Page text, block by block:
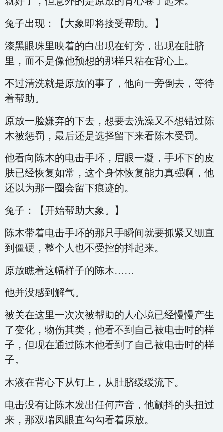
兔子出现：【大象即将接受帮助。】
漆黑眼珠里映着的白出现在钉旁，出现在肚脐
里，而不是像他预想的那样只粘在背心上。
不过清洗就是原放的事了，他向一旁倒去，等待
着帮助。
原放一脸嫌弃的下去，想要去洗澡又不想错过陈
木被惩罚，最后还是选择留下来看陈木受罚。
他看向陈木的电击手环，眉眼一凝，手环下的皮
肤已经恢复如常，这个身体恢复能力真强啊，他
还以为那一圈会留下痕迹的。
兔子：【开始帮助大象。】
陈木带着电击手环的那只手瞬间就要抓紧又绷直
到僵硬，整个人也不受控的抖起来。
原放瞧着这幅样子的陈木……
他并没感到解气。
被关在这里一次次被帮助的人心境已经慢慢产生
了变化，物伤其类，他看不到自己被电击时的样
子，但现在通过陈木他看到了自己被电击时的样
子。
木液在背心下从钉上，从肚脐缓缓流下。
电击没有让陈木发出任何声音，他颤抖的头扭过
来，那双瑞凤眼直勾勾看着原放。